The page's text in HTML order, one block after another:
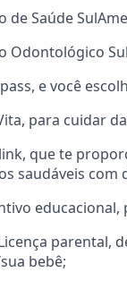
de Saúde
Odontológico
e você
para cuidar
que te
saudáveis com
parental,
bebê;